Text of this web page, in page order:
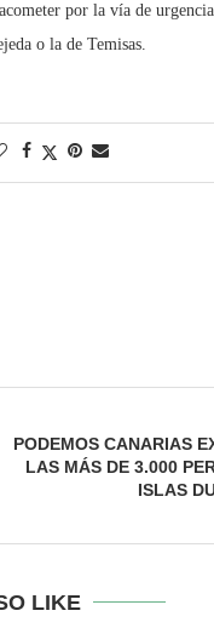
por la vía de
o la de Temisas.
PODEMOS CANARIAS
LAS MÁS DE 3.000
ISLAS
LIKE